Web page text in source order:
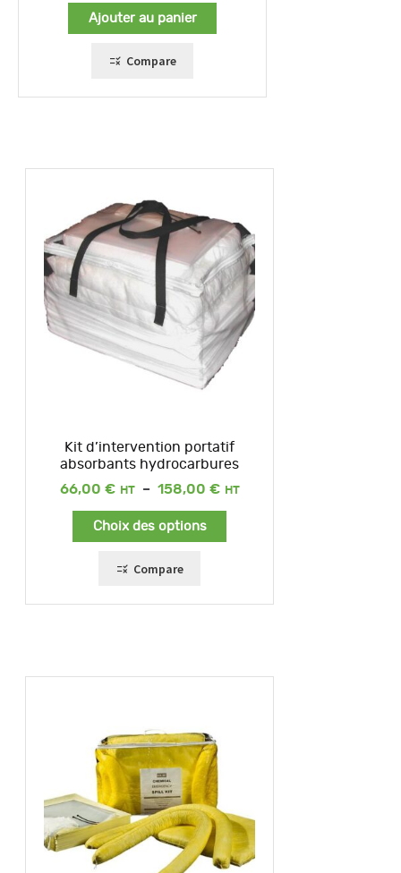
Ajouter au panier
Compare
Kit d’intervention portatif
absorbants hydrocarbures
66,00 € – 158,00 €
Plage
Choix des options
Compare